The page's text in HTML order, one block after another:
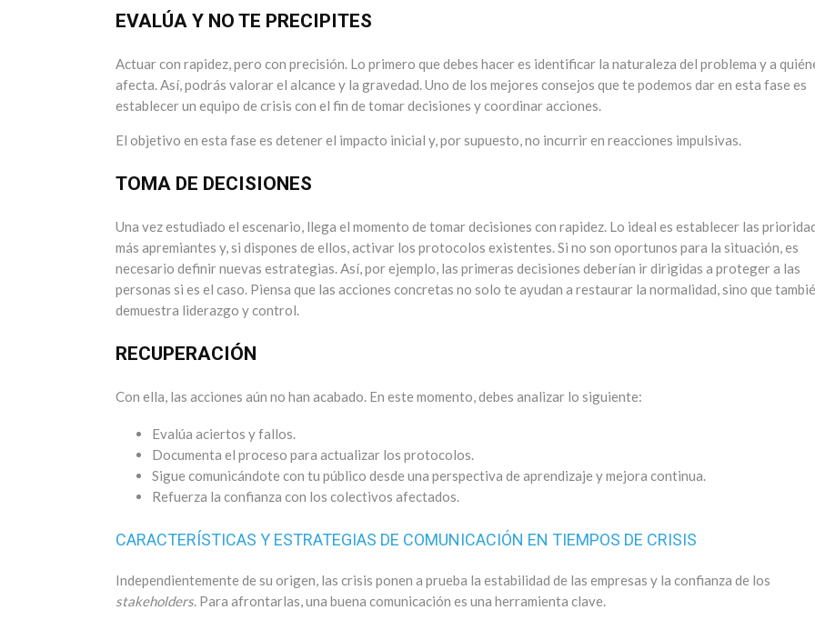
EVALÚA Y NO TE PRECIPITES
Actuar con rapidez, pero con precisión. Lo primero que debes hacer es identificar la naturaleza del problema y a
afecta. Así, podrás valorar el alcance y la gravedad. Uno de los mejores consejos que te podemos dar en esta fase es
establecer un equipo de crisis con el fin de tomar decisiones y coordinar acciones.
El objetivo en esta fase es detener el impacto inicial y, por supuesto, no incurrir en reacciones impulsivas.
TOMA DE DECISIONES
Una vez estudiado el escenario, llega el momento de tomar decisiones con rapidez. Lo ideal es establecer las
más apremiantes y, si dispones de ellos, activar los protocolos existentes. Si no son oportunos para la situación, es
necesario definir nuevas estrategias. Así, por ejemplo, las primeras decisiones deberían ir dirigidas a proteger a las
personas si es el caso. Piensa que las acciones concretas no solo te ayudan a restaurar la normalidad, sino que
demuestra liderazgo y control.
RECUPERACIÓN
Con ella, las acciones aún no han acabado. En este momento, debes analizar lo siguiente:
Evalúa aciertos y fallos.
Documenta el proceso para actualizar los protocolos.
Sigue comunicándote con tu público desde una perspectiva de aprendizaje y mejora continua.
Refuerza la confianza con los colectivos afectados.
CARACTERÍSTICAS Y ESTRATEGIAS DE COMUNICACIÓN EN TIEMPOS DE CRISIS
Independientemente de su origen, las crisis ponen a prueba la estabilidad de las empresas y la confianza de los
stakeholders. Para afrontarlas, una buena comunicación es una herramienta clave.